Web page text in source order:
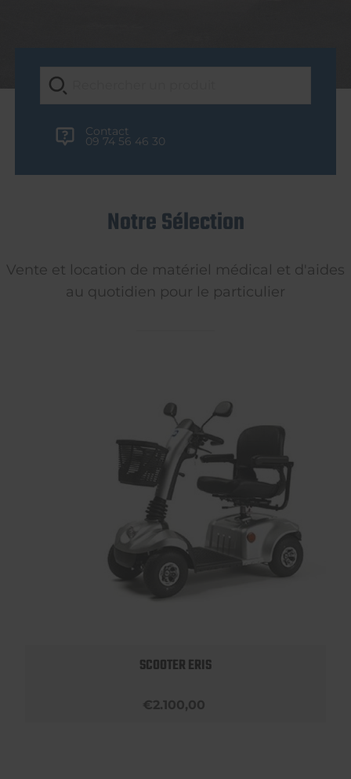
Contact
09 74 56 46 30
Notre Sélection
Vente et location de matériel médical et d'aides
au quotidien pour le particulier
SCOOTER ERIS
€2.100,00